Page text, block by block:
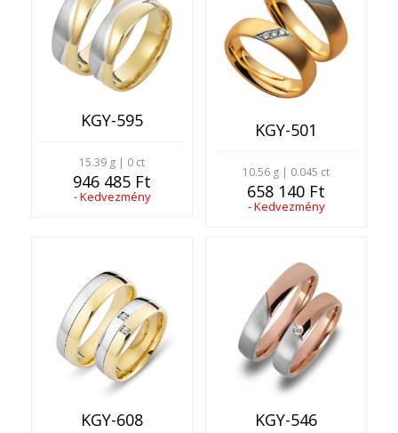
KGY-595
15.39 g | 0 ct
946 485 Ft
- Kedvezmény
KGY-501
10.56 g | 0.045 ct
658 140 Ft
- Kedvezmény
KGY-608 KGY-546